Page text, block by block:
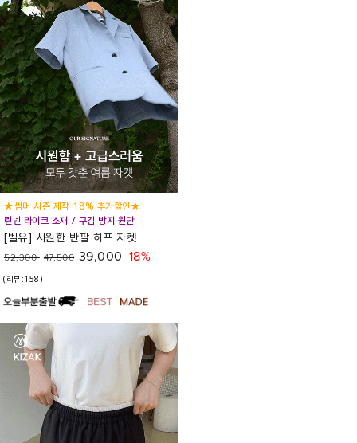
★썸머 시즌 제작 18% 추가할인★
린넨 라이크 소재 / 구김 방지 원단
[벨유] 시원한 반팔 하프 자켓
52,300 47,500 39,000 18%
(리뷰:158)